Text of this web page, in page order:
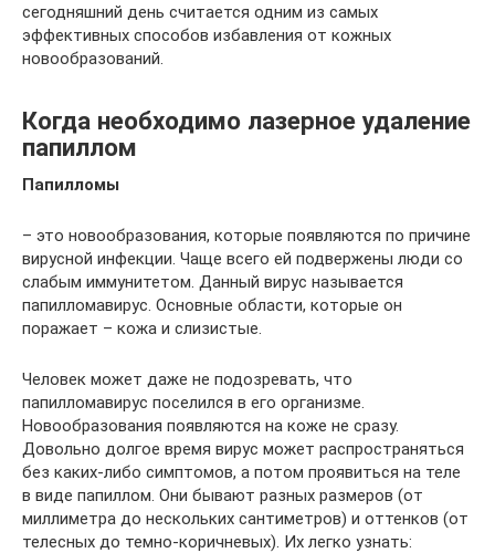
сегодняшний день считается одним из самых
эффективных способов избавления от кожных
новообразований.
Когда необходимо лазерное удаление
папиллом
Папилломы
– это новообразования, которые появляются по причине
вирусной инфекции. Чаще всего ей подвержены люди со
слабым иммунитетом. Данный вирус называется
папилломавирус. Основные области, которые он
поражает – кожа и слизистые.
Человек может даже не подозревать, что
папилломавирус поселился в его организме.
Новообразования появляются на коже не сразу.
Довольно долгое время вирус может распространяться
без каких-либо симптомов, а потом проявиться на теле
в виде папиллом. Они бывают разных размеров (от
миллиметра до нескольких сантиметров) и оттенков (от
телесных до темно-коричневых). Их легко узнать: